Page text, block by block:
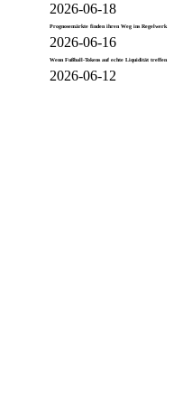
2026-06-18
Prognosemärkte finden ihren Weg ins Regelwerk
2026-06-16
Wenn Fußball-Tokens auf echte Liquidität treffen
2026-06-12